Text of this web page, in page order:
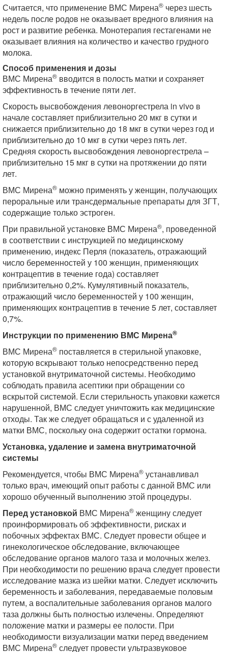
Считается, что применение ВМС Мирена® через шесть
недель после родов не оказывает вредного влияния на
рост и развитие ребенка. Монотерапия гестагенами не
оказывает влияния на количество и качество грудного
молока.
Способ применения и дозы
ВМС Мирена® вводится в полость матки и сохраняет
эффективность в течение пяти лет.
Скорость высвобождения левоноргестрела in vivo в
начале составляет приблизительно 20 мкг в сутки и
снижается приблизительно до 18 мкг в сутки через год и
приблизительно до 10 мкг в сутки через пять лет.
Средняя скорость высвобождения левоноргестрела –
приблизительно 15 мкг в сутки на протяжении до пяти
лет.
ВМС Мирена® можно применять у женщин, получающих
пероральные или трансдермальные препараты для ЗГТ,
содержащие только эстроген.
При правильной установке ВМС Мирена®, проведенной
в соответствии с инструкцией по медицинскому
применению, индекс Перля (показатель, отражающий
число беременностей у 100 женщин, применяющих
контрацептив в течение года) составляет
приблизительно 0,2%. Кумулятивный показатель,
отражающий число беременностей у 100 женщин,
применяющих контрацептив в течение 5 лет, составляет
0,7%.
Инструкции по применению ВМС Мирена®
ВМС Мирена® поставляется в стерильной упаковке,
которую вскрывают только непосредственно перед
установкой внутриматочной системы. Необходимо
соблюдать правила асептики при обращении со
вскрытой системой. Если стерильность упаковки кажется
нарушенной, ВМС следует уничтожить как медицинские
отходы. Так же следует обращаться и с удаленной из
матки ВМС, поскольку она содержит остатки гормона.
Установка, удаление и замена внутриматочной
системы
Рекомендуется, чтобы ВМС Мирена® устанавливал
только врач, имеющий опыт работы с данной ВМС или
хорошо обученный выполнению этой процедуры.
Перед установкой ВМС Мирена® женщину следует
проинформировать об эффективности, рисках и
побочных эффектах ВМС. Следует провести общее и
гинекологическое обследование, включающее
обследование органов малого таза и молочных желез.
При необходимости по решению врача следует провести
исследование мазка из шейки матки. Следует исключить
беременность и заболевания, передаваемые половым
путем, а воспалительные заболевания органов малого
таза должны быть полностью излечены. Определяют
положение матки и размеры ее полости. При
необходимости визуализации матки перед введением
ВМС Мирена® следует провести ультразвуковое